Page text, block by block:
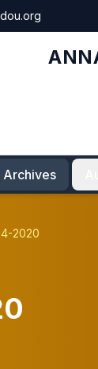
Archives
2020